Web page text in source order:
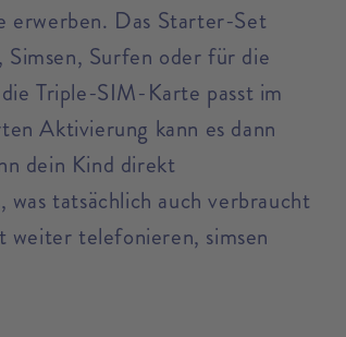
erwerben. Das Starter-Set
Surfen oder für die
Triple-SIM-Karte passt im
Aktivierung kann es dann
dein Kind direkt
tatsächlich auch verbraucht
weiter telefonieren, simsen